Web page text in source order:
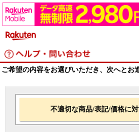
ご希望の内容をお選びいただき、次へとお
不適切な商品/表記/価格に